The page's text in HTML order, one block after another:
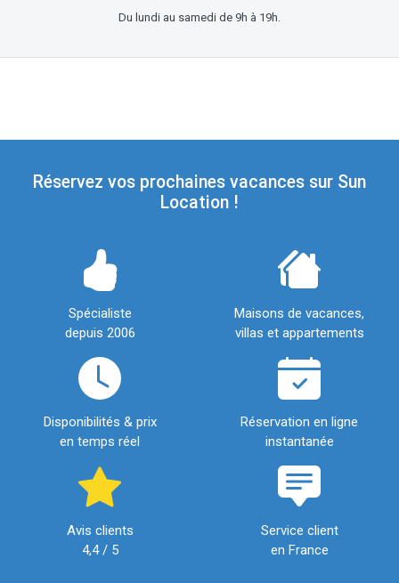
Du lundi au samedi de 9h à 19h.
Réservez vos prochaines vacances sur Sun
Location !
Spécialiste
depuis 2006
Maisons de vacances,
villas et appartements
Disponibilités & prix
en temps réel
Réservation en ligne
instantanée
Avis clients
4,4 / 5
Service client
en France